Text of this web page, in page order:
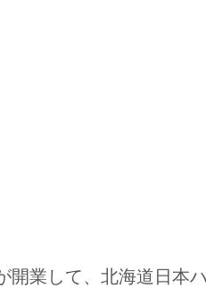
開業して、北海道日本